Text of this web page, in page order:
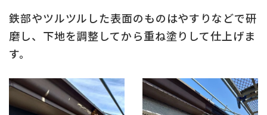
鉄部やツルツルした表面のものはやすりなどで研
磨し、下地を調整してから重ね塗りして仕上げま
す。